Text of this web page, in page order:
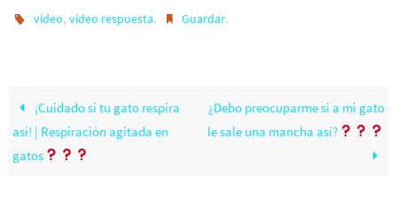
vídeo,vídeo respuesta. Guardar.
¡Cuidado si tu gato respira
así! | Respiración agitada en
gatos
¿Debo preocuparme si a mi gato
le sale una mancha así?